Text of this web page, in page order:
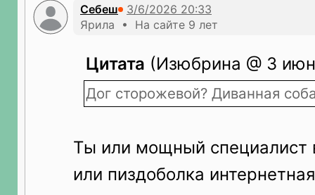
Себеш
Ярила • На сайте 9 лет
Цитата (Изюбрина @ 3
Дог сторожевой? Диванная
Ты или мощный специалист
или пиздоболка